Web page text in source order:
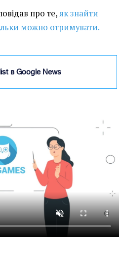
про те,як знайти
можно отримувати.
в Google News